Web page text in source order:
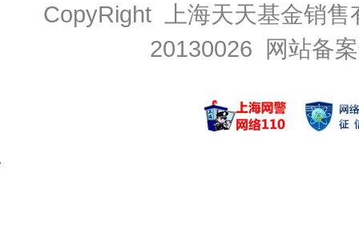
CopyRight 上海天天基金销
20130026 网站备